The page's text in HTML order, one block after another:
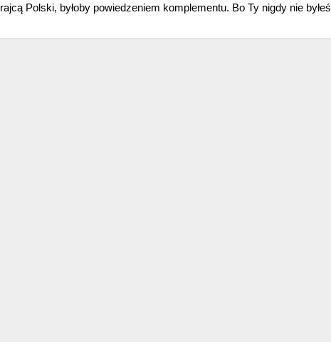
Polski, byłoby powiedzeniem komplementu. Bo Ty nigdy nie byłeś